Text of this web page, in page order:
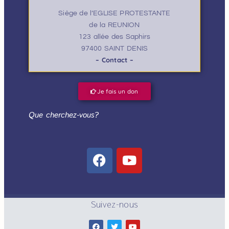
Siège de l’EGLISE PROTESTANTE
de la REUNION
123 allée des Saphirs
97400 SAINT DENIS
– Contact –
Je fais un don
Que cherchez-vous?
Suivez-nous